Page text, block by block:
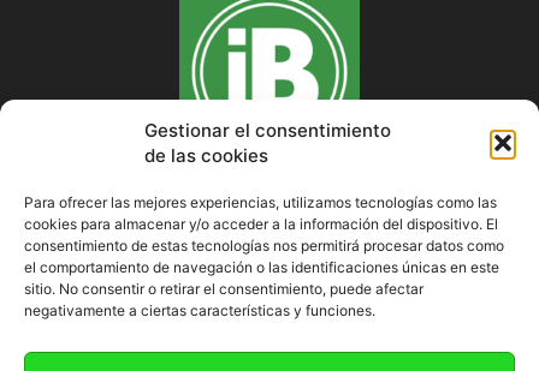
Gestionar el consentimiento
de las cookies
Para ofrecer las mejores experiencias, utilizamos tecnologías como las
cookies para almacenar y/o acceder a la información del dispositivo. El
consentimiento de estas tecnologías nos permitirá procesar datos como
el comportamiento de navegación o las identificaciones únicas en este
sitio. No consentir o retirar el consentimiento, puede afectar
negativamente a ciertas características y funciones.
SOBRE NOSOTROS